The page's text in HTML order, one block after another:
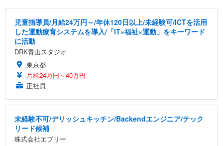
児童指導員/月給24万円～/年休120日以上/未経験可/ICTを活用
した運動療育システムを導入/「IT×福祉×運動」をキーワード
に活動
DRK青山スタジオ
東京都
月給24万円～40万円
正社員
未経験不可/デリッシュキッチン/Backendエンジニア/テック
リード候補
株式会社エブリー